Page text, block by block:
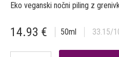
Eko veganski nočni piling z
14.93 € 50ml 33.15/